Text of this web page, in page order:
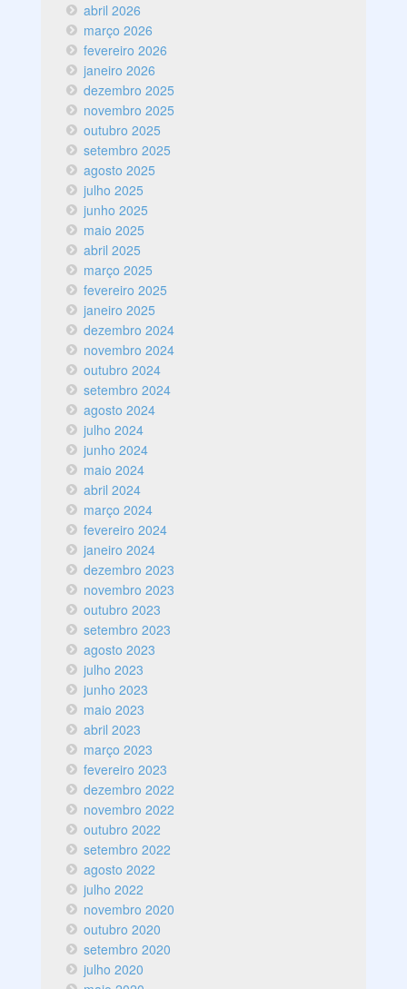
abril 2026
março 2026
fevereiro 2026
janeiro 2026
dezembro 2025
novembro 2025
outubro 2025
setembro 2025
agosto 2025
julho 2025
junho 2025
maio 2025
abril 2025
março 2025
fevereiro 2025
janeiro 2025
dezembro 2024
novembro 2024
outubro 2024
setembro 2024
agosto 2024
julho 2024
junho 2024
maio 2024
abril 2024
março 2024
fevereiro 2024
janeiro 2024
dezembro 2023
novembro 2023
outubro 2023
setembro 2023
agosto 2023
julho 2023
junho 2023
maio 2023
abril 2023
março 2023
fevereiro 2023
dezembro 2022
novembro 2022
outubro 2022
setembro 2022
agosto 2022
julho 2022
novembro 2020
outubro 2020
setembro 2020
julho 2020